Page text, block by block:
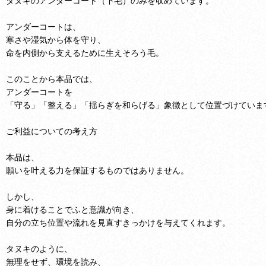
アンダーコートは、
寒さや湿気から体を守り、
命を内側から支えるために生えそろう毛。
このことから本品では、
アンダーコートを
「守る」「整える」「揺らぎを和らげる」象徴として位置づけていま
ご利益についての考え方
本品は、
願いを叶える力を保証するものではありません。
しかし、
身に着けることでふと意識が向き、
自分の立ち位置や流れを見直すきっかけを与えてくれます。
タヌキのように、
無理をせず、環境を読み、